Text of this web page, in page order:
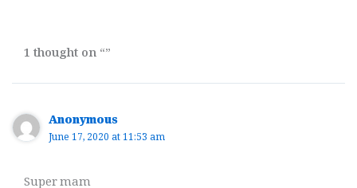
1 thought on “”
Anonymous
June 17, 2020 at 11:53 am